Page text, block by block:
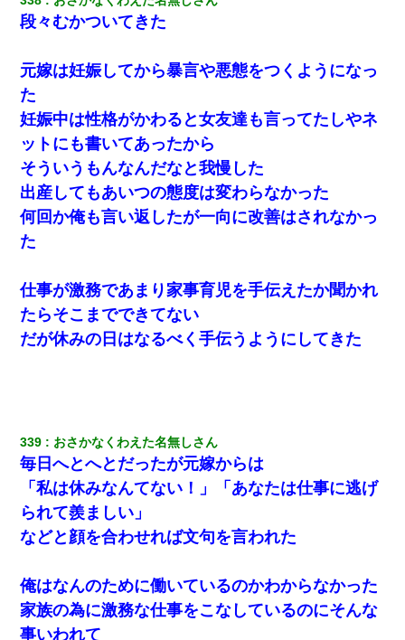
【驚愕】私「今まで育てた分のお金返してね(冗談)」息子「はい、
さっき嫁から、「愛しています」ってメールが届いた。俺も「愛
してます」って送ったら
【悲報】嫁がワイのこと嫌いっぽいから単身赴任した結果
[緊急]ベロベロの女に声をかけて行為してきた結果
【修羅場】彼女親「カスな家柄のヤツなんかと家族になるのはご
【考察】兄嫁急死の1年後、兄が引越すというので手伝いに行った
ら下着が入った引き出しの奥にとんでもないモノを見つけた
私「まとめ買いして冷凍ストックしてる」Ａ「ずるい！クレク
レ！」私「なんでよ」Ａ「ケーチ！バーカ！」→ 後日、Ａ旦那が
凸してきた
ワイ144kg彼女98kgデブカップル、1年間毎日行為しまくった結
果
【戦争】不妊の俺嫁に弟嫁が2日間4歳児を託児 俺嫁はそこまで気
にしてなかったが、あまりにも子供が俺嫁に懐くので最後らへん
顔引きつってた → そして弟嫁が迎えに来た翌日…
段々むかついてきた
元嫁は妊娠してから暴言や悪態をつくようになっ
た
妊娠中は性格がかわると女友達も言ってたしやネ
ットにも書いてあったから
そういうもんなんだなと我慢した
出産してもあいつの態度は変わらなかった
何回か俺も言い返したが一向に改善はされなかっ
た
仕事が激務であまり家事育児を手伝えたか聞かれ
たらそこまでできてない
だが休みの日はなるべく手伝うようにしてきた
339 おさかなくわえた名無しさん
毎日へとへとだったが元嫁からは
「私は休みなんてない！」「あなたは仕事に逃げ
られて羨ましい」
などと顔を合わせれば文句を言われた
俺はなんのために働いているのかわからなかった
家族の為に激務な仕事をこなしているのにそんな
事いわれて